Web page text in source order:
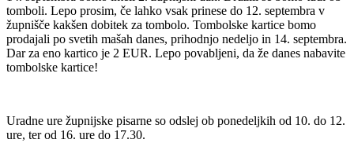
tomboli. Lepo prosim, če lahko vsak prinese do 12. septembra v
župnišče kakšen dobitek za tombolo. Tombolske kartice bomo
prodajali po svetih mašah danes, prihodnjo nedeljo in 14. septembra.
Dar za eno kartico je 2 EUR. Lepo povabljeni, da že danes nabavite
tombolske kartice!
Uradne ure župnijske pisarne so odslej ob ponedeljkih od 10. do 12.
ure, ter od 16. ure do 17.30.